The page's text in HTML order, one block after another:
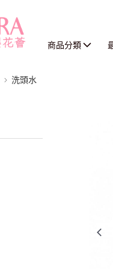
商品分類
洗頭水